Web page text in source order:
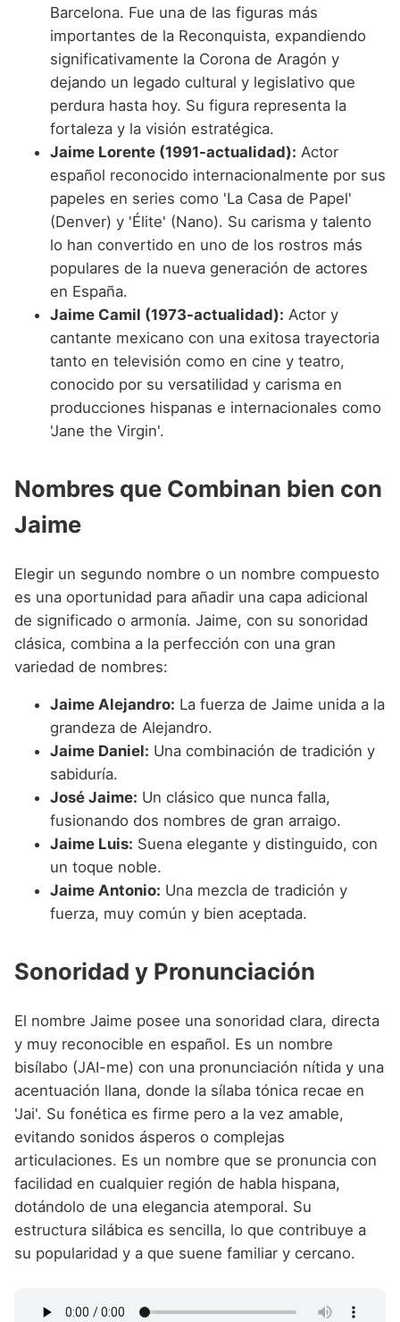
Barcelona. Fue una de las figuras más
importantes de la Reconquista, expandiendo
significativamente la Corona de Aragón y
dejando un legado cultural y legislativo que
perdura hasta hoy. Su figura representa la
fortaleza y la visión estratégica.
Jaime Lorente (1991-actualidad): Actor
español reconocido internacionalmente por sus
papeles en series como 'La Casa de Papel'
(Denver) y 'Élite' (Nano). Su carisma y talento
lo han convertido en uno de los rostros más
populares de la nueva generación de actores
en España.
Jaime Camil (1973-actualidad): Actor y
cantante mexicano con una exitosa trayectoria
tanto en televisión como en cine y teatro,
conocido por su versatilidad y carisma en
producciones hispanas e internacionales como
'Jane the Virgin'.
Nombres que Combinan bien con
Jaime
Elegir un segundo nombre o un nombre compuesto
es una oportunidad para añadir una capa adicional
de significado o armonía. Jaime, con su sonoridad
clásica, combina a la perfección con una gran
variedad de nombres:
Jaime Alejandro: La fuerza de Jaime unida a la
grandeza de Alejandro.
Jaime Daniel: Una combinación de tradición y
sabiduría.
José Jaime: Un clásico que nunca falla,
fusionando dos nombres de gran arraigo.
Jaime Luis: Suena elegante y distinguido, con
un toque noble.
Jaime Antonio: Una mezcla de tradición y
fuerza, muy común y bien aceptada.
Sonoridad y Pronunciación
El nombre Jaime posee una sonoridad clara, directa
y muy reconocible en español. Es un nombre
bisílabo (JAI-me) con una pronunciación nítida y una
acentuación llana, donde la sílaba tónica recae en
'Jai'. Su fonética es firme pero a la vez amable,
evitando sonidos ásperos o complejas
articulaciones. Es un nombre que se pronuncia con
facilidad en cualquier región de habla hispana,
dotándolo de una elegancia atemporal. Su
estructura silábica es sencilla, lo que contribuye a
su popularidad y a que suene familiar y cercano.